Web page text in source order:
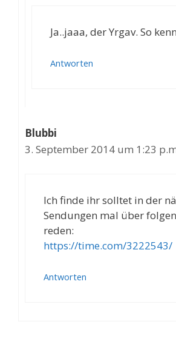
Ja..jaaa, der Yrgav. So
Antworten
Blubbi
3. September 2014 um 1:23
Ich finde ihr solltet in der
Sendungen mal über
reden:
https://time.com/3222543/
Antworten